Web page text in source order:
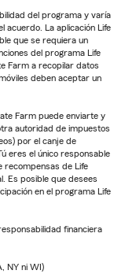
del programa y varía
acuerdo. La aplicación Life
que se requiera un
del programa Life
Farm a recopilar datos
deben aceptar un
Farm puede enviarte y
autoridad de impuestos
por el canje de
eres el único responsable
recompensas de Life
Es posible que desees
en el programa Life
financiera
NY ni WI)